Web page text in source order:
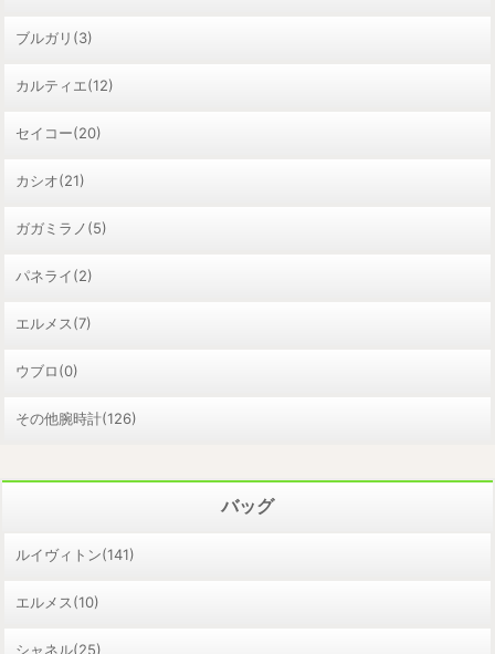
ブルガリ(3)
カルティエ(12)
セイコー(20)
カシオ(21)
ガガミラノ(5)
パネライ(2)
エルメス(7)
ウブロ(0)
その他腕時計(126)
バッグ
ルイヴィトン(141)
エルメス(10)
シャネル(25)